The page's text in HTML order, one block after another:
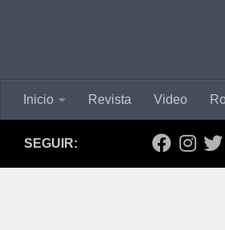
Inicio Revista Video
SEGUIR: